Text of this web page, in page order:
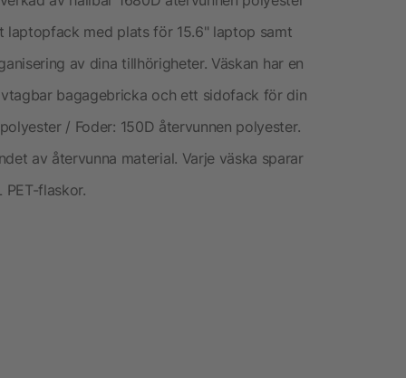
laptopfack med plats för 15.6" laptop samt
av dina tillhörigheter. Väskan har en
bagagebricka och ett sidofack för din
/ Foder: 150D återvunnen polyester.
av återvunna material. Varje väska sparar
flaskor.